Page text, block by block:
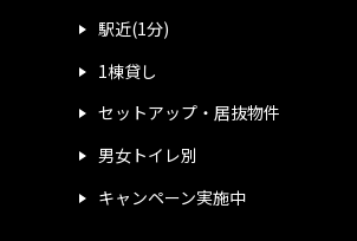
駅近(1分)
1棟貸し
セットアップ・居抜物件
男女トイレ別
キャンペーン実施中